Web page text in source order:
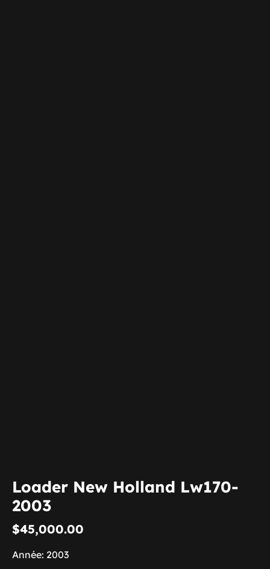
Loader New Holland Lw170-
2003
$45,000.00
Année: 2003